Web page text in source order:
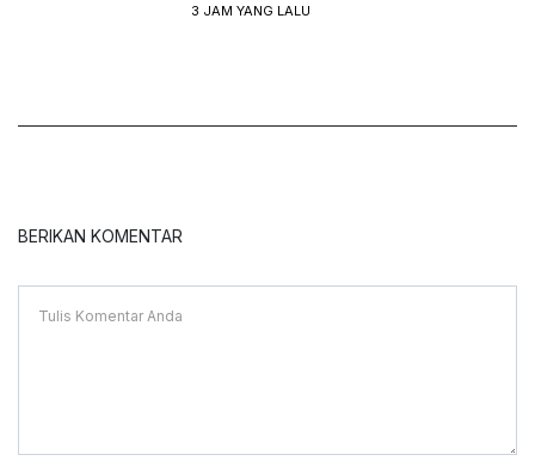
3 JAM YANG LALU
BERIKAN KOMENTAR